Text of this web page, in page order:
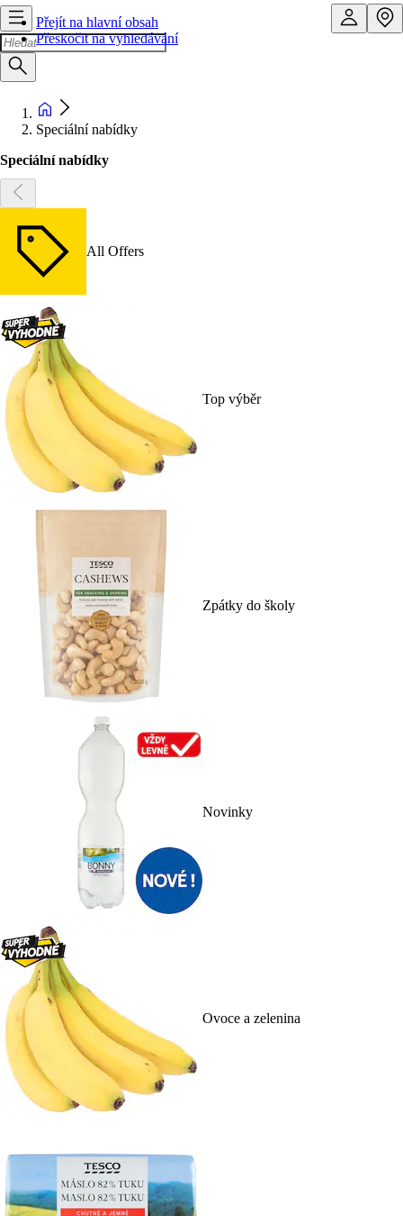
Přejít na hlavní obsah
Přeskočit na vyhledávání
Speciální nabídky
Speciální nabídky
All Offers
Top výběr
Zpátky do školy
Novinky
Ovoce a zelenina